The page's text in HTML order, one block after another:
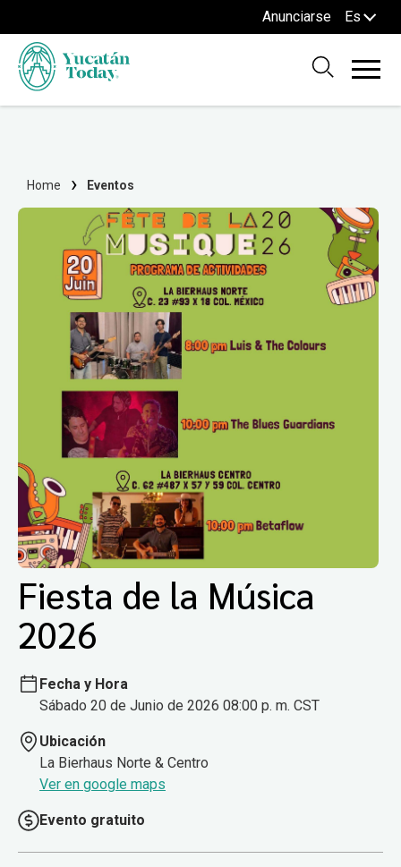
Anunciarse Es
Home Eventos
Fiesta de la Música
2026
Fecha y Hora
Sábado 20 de Junio de 2026 08:00 p. m. CST
Ubicación
La Bierhaus Norte & Centro
Ver en google maps
Evento gratuito